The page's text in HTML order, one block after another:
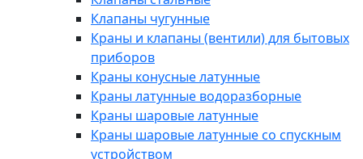
Клапаны чугунные
Краны и клапаны (вентили) для бытовых
приборов
Краны конусные латунные
Краны латунные водоразборные
Краны шаровые латунные
Краны шаровые латунные со спускным
устройством